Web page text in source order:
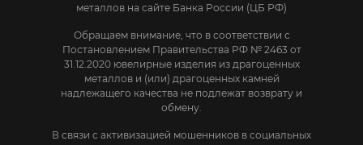
металлов на сайте Банка России (ЦБ РФ)
Обращаем внимание, что в соответствии с
Постановлением Правительства РФ № 2463 от
31.12.2020 ювелирные изделия из драгоценных
металлов и (или) драгоценных камней
надлежащего качества не подлежат возврату и
обмену.
В связи с активизацией мошенников в социальных